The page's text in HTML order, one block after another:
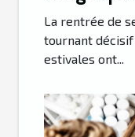
La rentrée de
tournant décisif
estivales ont...